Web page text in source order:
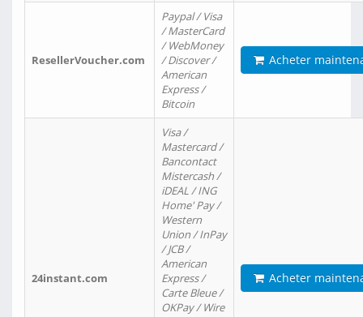
ResellerVoucher.com
Paypal / Visa
/ MasterCard
/ WebMoney
/ Discover /
American
Express /
Bitcoin
Acheter
24instant.com
Visa /
Mastercard /
Bancontact
Mistercash /
iDEAL / ING
Home' Pay /
Western
Union / InPay
/ JCB /
American
Express /
Carte Bleue /
OKPay / Wire
Acheter